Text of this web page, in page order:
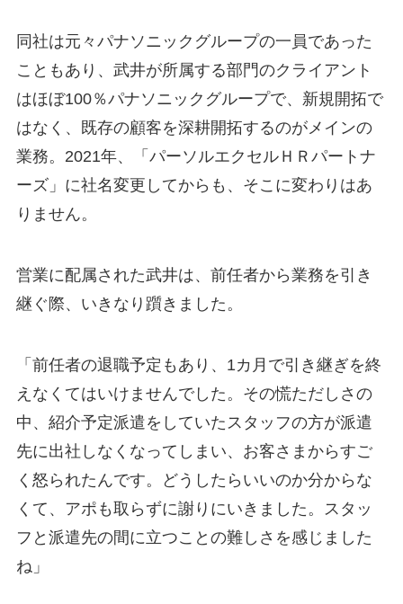
同社は元々パナソニックグループの一員であった
こともあり、武井が所属する部門のクライアント
はほぼ100％パナソニックグループで、新規開拓で
はなく、既存の顧客を深耕開拓するのがメインの
業務。2021年、「パーソルエクセルＨＲパートナ
ーズ」に社名変更してからも、そこに変わりはあ
りません。
営業に配属された武井は、前任者から業務を引き
継ぐ際、いきなり躓きました。
「前任者の退職予定もあり、1カ月で引き継ぎを終
えなくてはいけませんでした。その慌ただしさの
中、紹介予定派遣をしていたスタッフの方が派遣
先に出社しなくなってしまい、お客さまからすご
く怒られたんです。どうしたらいいのか分からな
くて、アポも取らずに謝りにいきました。スタッ
フと派遣先の間に立つことの難しさを感じました
ね」